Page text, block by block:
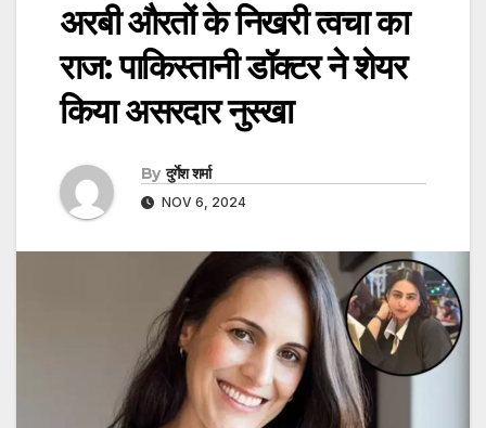
अरबी औरतों के निखरी त्वचा का
राज: पाकिस्तानी डॉक्टर ने शेयर
किया असरदार नुस्खा
By दुर्गेश शर्मा
NOV 6, 2024